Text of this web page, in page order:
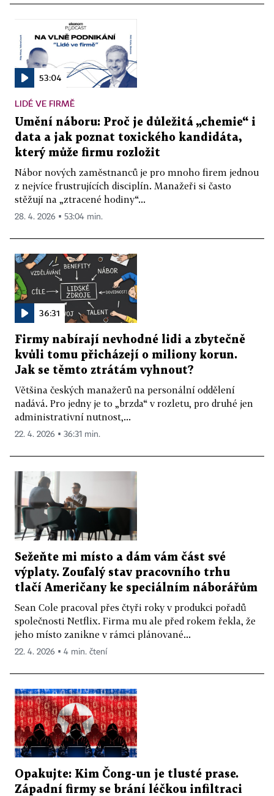
53:04
LIDÉ VE FIRMĚ
Umění náboru: Proč je důležitá „chemie“ i
data a jak poznat toxického kandidáta,
který může firmu rozložit
Nábor nových zaměstnanců je pro mnoho firem jednou
z nejvíce frustrujících disciplín. Manažeři si často
stěžují na „ztracené hodiny“...
28. 4. 2026 ▪ 53:04 min.
36:31
Firmy nabírají nevhodné lidi a zbytečně
kvůli tomu přicházejí o miliony korun.
Jak se těmto ztrátám vyhnout?
Většina českých manažerů na personální oddělení
nadává. Pro jedny je to „brzda“ v rozletu, pro druhé jen
administrativní nutnost,...
22. 4. 2026 ▪ 36:31 min.
Sežeňte mi místo a dám vám část své
výplaty. Zoufalý stav pracovního trhu
tlačí Američany ke speciálním náborářům
Sean Cole pracoval přes čtyři roky v produkci pořadů
společnosti Netflix. Firma mu ale před rokem řekla, že
jeho místo zanikne v rámci plánované...
22. 4. 2026 ▪ 4 min. čtení
Opakujte: Kim Čong-un je tlusté prase.
Západní firmy se brání léčkou infiltraci